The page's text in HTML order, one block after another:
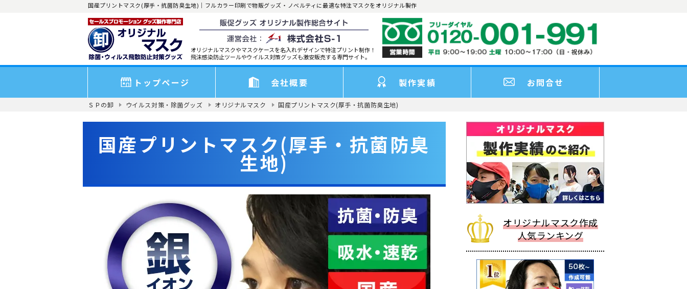
国産プリントマスク(厚手・抗菌防臭生地)｜フルカラー印刷で物販グッズ・ノベルティに最適な特注マスクをオリジナル製作
オリジナルマスクやマスクケースを名入れデザインで特注プリント制作！
飛沫感染防止ツールやウイルス対策グッズも激安販売する専門サイト。
トップページ 会社概要 製作実績 お問合せ
ＳＰの卸 ウイルス対策・除菌グッズ オリジナルマスク 国産プリントマスク(厚手・抗菌防臭生地)
国産プリントマスク(厚手・抗菌防臭
生地)
オリジナルマスク作成
人気ランキング